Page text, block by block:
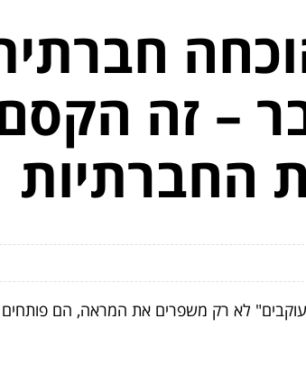
– זה
החברתיות
לא רק משפרים את המראה, הם